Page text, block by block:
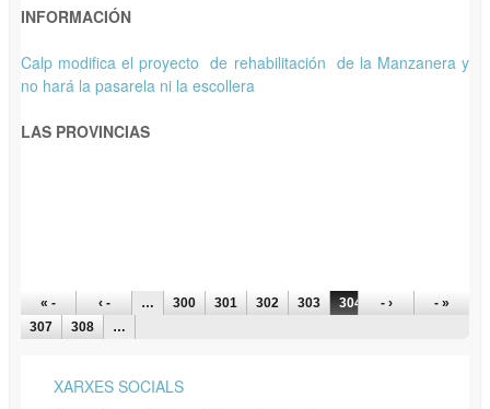
INFORMACIÓN
Calp modifica el proyecto de rehabilitación de la Manzanera y
no hará la pasarela ni la escollera
LAS PROVINCIAS
PÀGINES
« - ‹ - … 300 301 302 303 304 305
306
307
308 …
- › - »
XARXES SOCIALS